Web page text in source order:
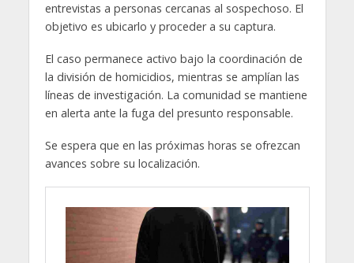
entrevistas a personas cercanas al sospechoso. El
objetivo es ubicarlo y proceder a su captura.
El caso permanece activo bajo la coordinación de
la división de homicidios, mientras se amplían las
líneas de investigación. La comunidad se mantiene
en alerta ante la fuga del presunto responsable.
Se espera que en las próximas horas se ofrezcan
avances sobre su localización.